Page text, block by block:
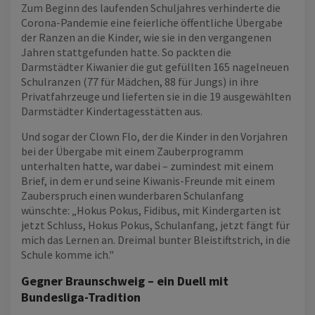
Zum Beginn des laufenden Schuljahres verhinderte die
Corona-Pandemie eine feierliche öffentliche Übergabe
der Ranzen an die Kinder, wie sie in den vergangenen
Jahren stattgefunden hatte. So packten die
Darmstädter Kiwanier die gut gefüllten 165 nagelneuen
Schulranzen (77 für Mädchen, 88 für Jungs) in ihre
Privatfahrzeuge und lieferten sie in die 19 ausgewählten
Darmstädter Kindertagesstätten aus.
Und sogar der Clown Flo, der die Kinder in den Vorjahren
bei der Übergabe mit einem Zauberprogramm
unterhalten hatte, war dabei – zumindest mit einem
Brief, in dem er und seine Kiwanis-Freunde mit einem
Zauberspruch einen wunderbaren Schulanfang
wünschte: „Hokus Pokus, Fidibus, mit Kindergarten ist
jetzt Schluss, Hokus Pokus, Schulanfang, jetzt fängt für
mich das Lernen an. Dreimal bunter Bleistiftstrich, in die
Schule komme ich."
Gegner Braunschweig – ein Duell mit
Bundesliga-Tradition